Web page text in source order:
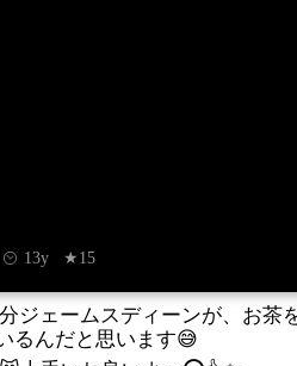
13y ★15
ジェームスディーンが、お茶
るんだと思います😅